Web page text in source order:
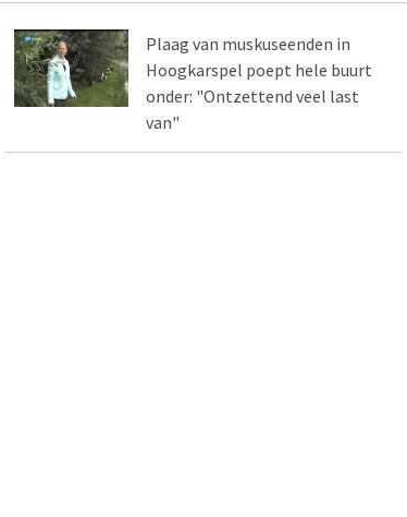
Plaag van muskuseenden in
Hoogkarspel poept hele buurt
onder: "Ontzettend veel last
van"